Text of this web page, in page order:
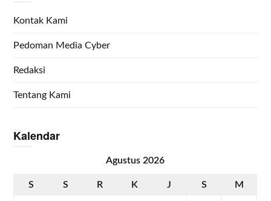
Kontak Kami
Pedoman Media Cyber
Redaksi
Tentang Kami
Kalendar
Agustus 2026
S S R K J S M